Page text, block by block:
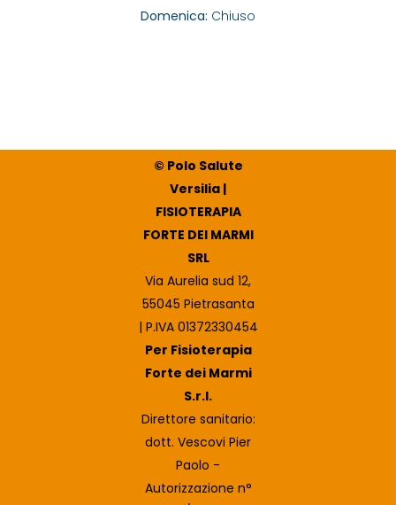
Domenica: Chiuso
© Polo Salute
Versilia |
FISIOTERAPIA
FORTE DEI MARMI
SRL
Via Aurelia sud 12,
55045 Pietrasanta
| P.IVA 01372330454
Per Fisioterapia
Forte dei Marmi
S.r.l.
Direttore sanitario:
dott. Vescovi Pier
Paolo -
Autorizzazione n°